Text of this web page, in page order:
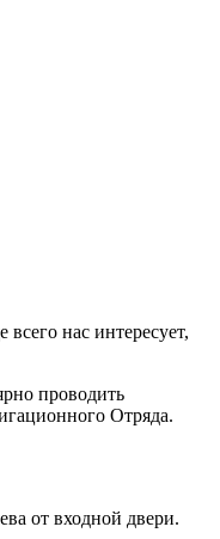
нас интересует,
проводить
Отряда.
от входной двери.